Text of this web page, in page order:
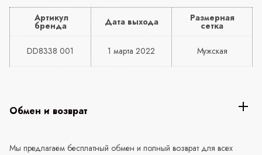
Артикул
бренда Дата выхода Размерная
сетка
DD8338 001 1 марта 2022 Мужская
Обмен и возврат
Мы предлагаем бесплатный обмен и полный возврат для всех